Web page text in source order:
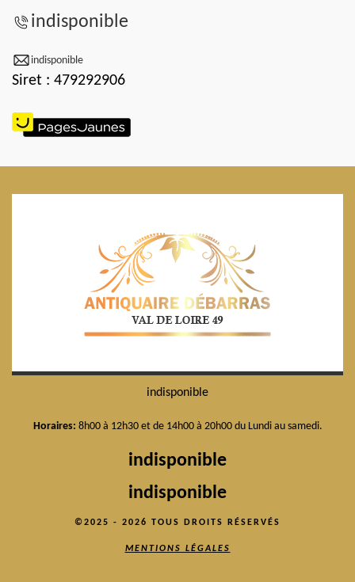
indisponible
indisponible
Siret : 479292906
indisponible
Horaires: 8h00 à 12h30 et de 14h00 à 20h00 du Lundi au samedi.
indisponible
indisponible
©2025 - 2026 TOUS DROITS RÉSERVÉS
MENTIONS LÉGALES